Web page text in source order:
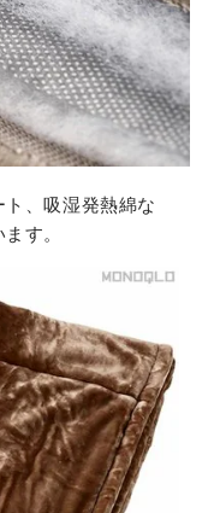
、吸湿発熱綿な
す。